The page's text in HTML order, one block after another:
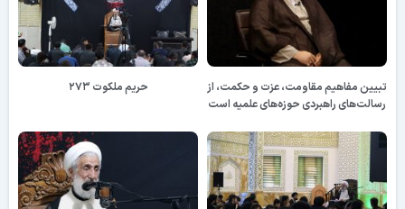
تبیین مفاهیم مقاومت، عزت و حکمت، از
رسالت‌های راهبردی حوزه‌های علمیه است
حریم ملکوت ۲۷۳